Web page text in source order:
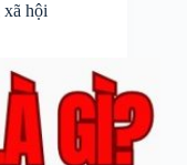
xã hội